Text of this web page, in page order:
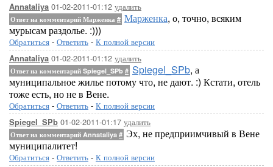
Annataliya 01-02-2011-01:12 удалить
Ответ на комментарий Марженка # Марженка, о, точно, всяким
мурысам раздолье. :)))
Обратиться - Ответить - К полной версии
Annataliya 01-02-2011-01:12 удалить
Ответ на комментарий Spiegel_SPb # Spiegel_SPb, а
муниципальное жилье потому что, не дают. :) Кстати, отель
тоже есть, но не в Вене.
Обратиться - Ответить - К полной версии
Spiegel_SPb 01-02-2011-01:17 удалить
Ответ на комментарий Annataliya # Эх, не предприимчивый в Вене
муниципалитет!
Обратиться - Ответить - К полной версии